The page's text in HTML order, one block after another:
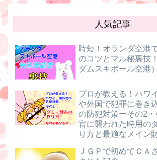
人気記事
時短！オランダ空港
のコツとマル秘裏技
ダムスキポール空港）
プロが教える！ハワ
や外国で犯罪に巻き
の防犯対策ーその2
官に襲われた時用の
り方と最適なメイン
ＪＧＰで初めてＣＡ